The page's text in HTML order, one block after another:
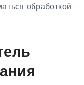
обработкой